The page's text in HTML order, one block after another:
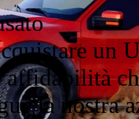
un
la nostra